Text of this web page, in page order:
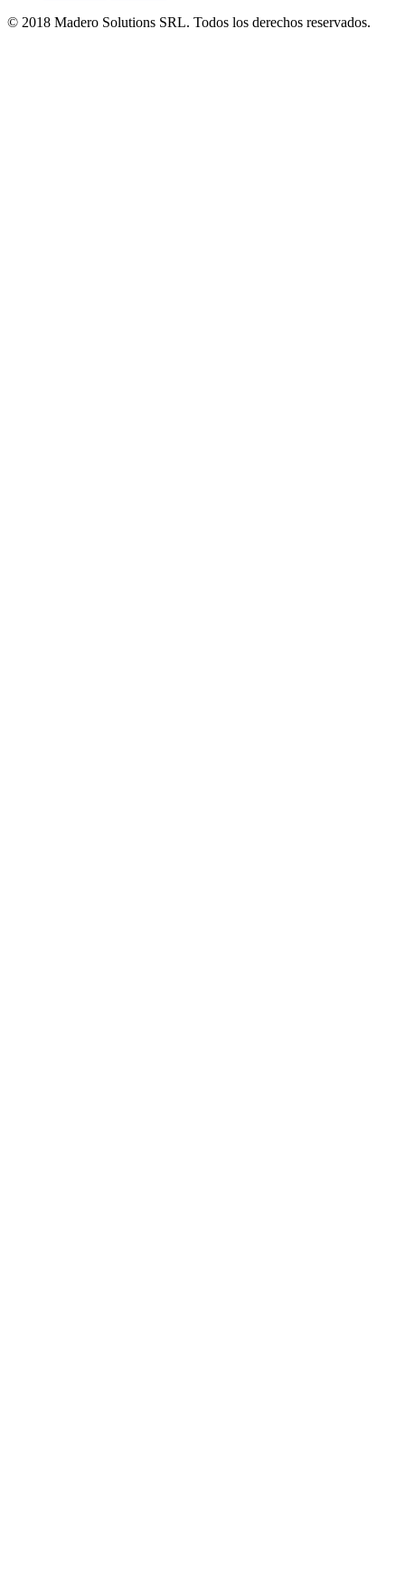
© 2018 Madero Solutions SRL. Todos los derechos reservados.